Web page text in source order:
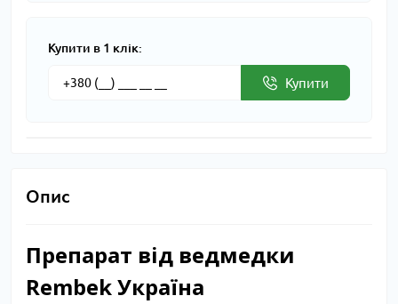
Купити в 1 клік:
Купити
Опис
Препарат від ведмедки
Rembek Україна